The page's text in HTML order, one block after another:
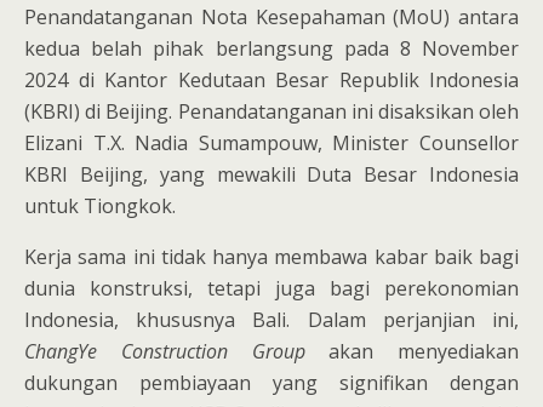
Penandatanganan Nota Kesepahaman (MoU) antara
kedua belah pihak berlangsung pada 8 November
2024 di Kantor Kedutaan Besar Republik Indonesia
(KBRI) di Beijing. Penandatanganan ini disaksikan oleh
Elizani T.X. Nadia Sumampouw, Minister Counsellor
KBRI Beijing, yang mewakili Duta Besar Indonesia
untuk Tiongkok.
Kerja sama ini tidak hanya membawa kabar baik bagi
dunia konstruksi, tetapi juga bagi perekonomian
Indonesia, khususnya Bali. Dalam perjanjian ini,
ChangYe Construction Groupakan menyediakan
dukungan pembiayaan yang signifikan dengan